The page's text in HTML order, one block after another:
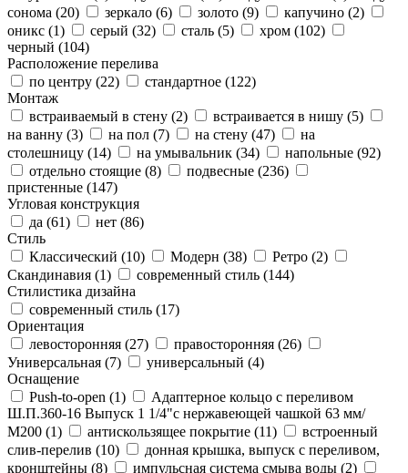
сонома (20) зеркало (6) золото (9) капучино (2)
оникс (1) серый (32) сталь (5) хром (102)
черный (104)
Расположение перелива
по центру (22) стандартное (122)
Монтаж
встраиваемый в стену (2) встраивается в нишу (5)
на ванну (3) на пол (7) на стену (47)
на
столешницу (14) на умывальник (34) напольные (92)
отдельно стоящие (8) подвесные (236)
пристенные (147)
Угловая конструкция
да (61) нет (86)
Стиль
Классический (10) Модерн (38) Ретро (2)
Скандинавия (1) современный стиль (144)
Стилистика дизайна
современный стиль (17)
Ориентация
левосторонняя (27) правосторонняя (26)
Универсальная (7) универсальный (4)
Оснащение
Push-to-open (1)
Адаптерное кольцо с переливом
Ш.П.360-16 Выпуск 1 1/4"с нержавеющей чашкой 63 мм/
М200 (1) антискользящее покрытие (11)
встроенный
слив-перелив (10)
донная крышка, выпуск с переливом,
кронштейны (8) импульсная система смыва воды (2)